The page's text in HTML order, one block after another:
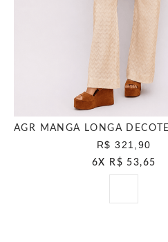
R$ 321,90
6X R$ 53,65